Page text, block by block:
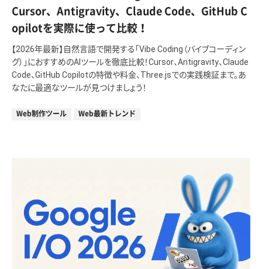
Cursor、Antigravity、Claude Code、GitHub C
opilotを実際に使って比較！
【2026年最新】自然言語で開発する「Vibe Coding（バイブコーディン
グ）」におすすめのAIツールを徹底比較！Cursor、Antigravity、Claude
Code、GitHub Copilotの特徴や料金、Three.jsでの実践検証まで。あ
なたに最適なツールが見つけましょう！
Web制作ツール Web最新トレンド